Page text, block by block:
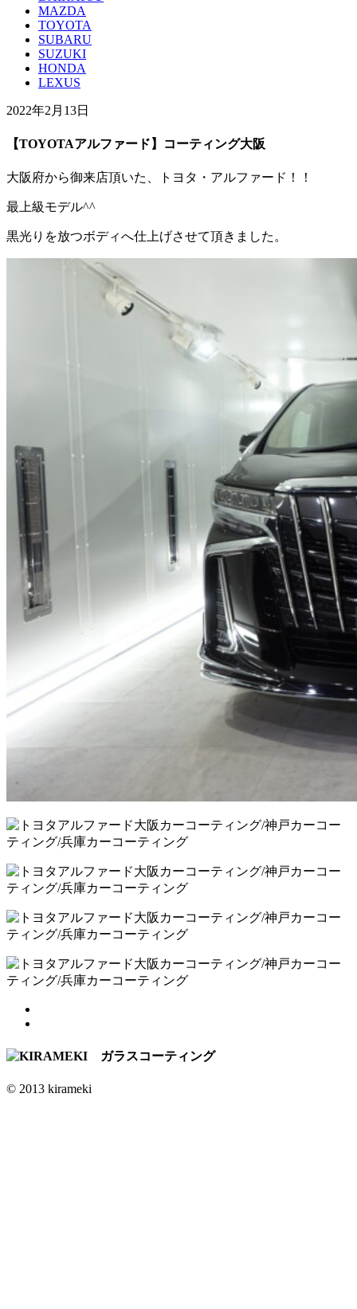
MAZDA
TOYOTA
SUBARU
SUZUKI
HONDA
LEXUS
2022年2月13日
【TOYOTAアルファード】コーティング大阪
大阪府から御来店頂いた、トヨタ・アルファード！！
最上級モデル^^
黒光りを放つボディへ仕上げさせて頂きました。
© 2013 kirameki